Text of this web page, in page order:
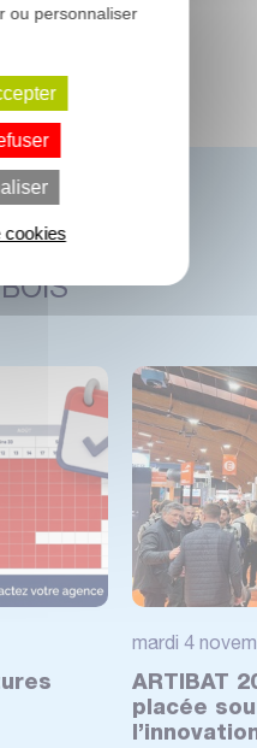
ET
mardi 4
ARTIBAT
placée
ou personnaliser
cookies